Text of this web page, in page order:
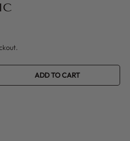
QUANTITYADD TO CART